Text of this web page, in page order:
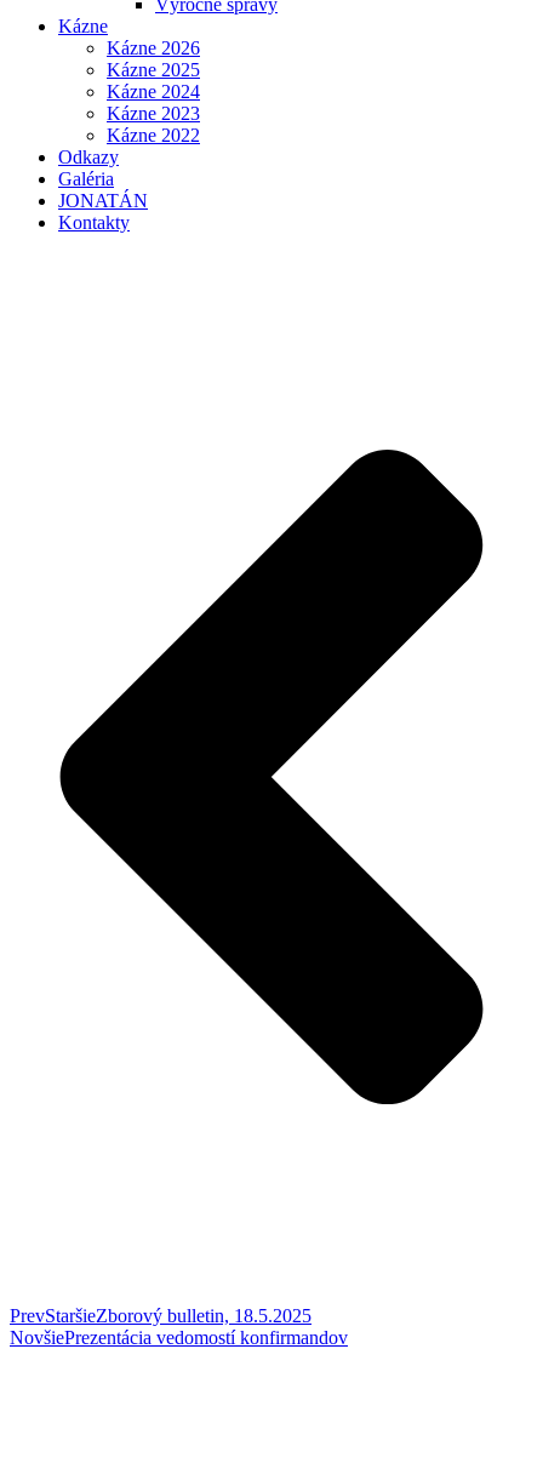
Výročné správy
Kázne
Kázne 2026
Kázne 2025
Kázne 2024
Kázne 2023
Kázne 2022
Odkazy
Galéria
JONATÁN
Kontakty
PrevStaršieZborový bulletin, 18.5.2025
NovšiePrezentácia vedomostí konfirmandov